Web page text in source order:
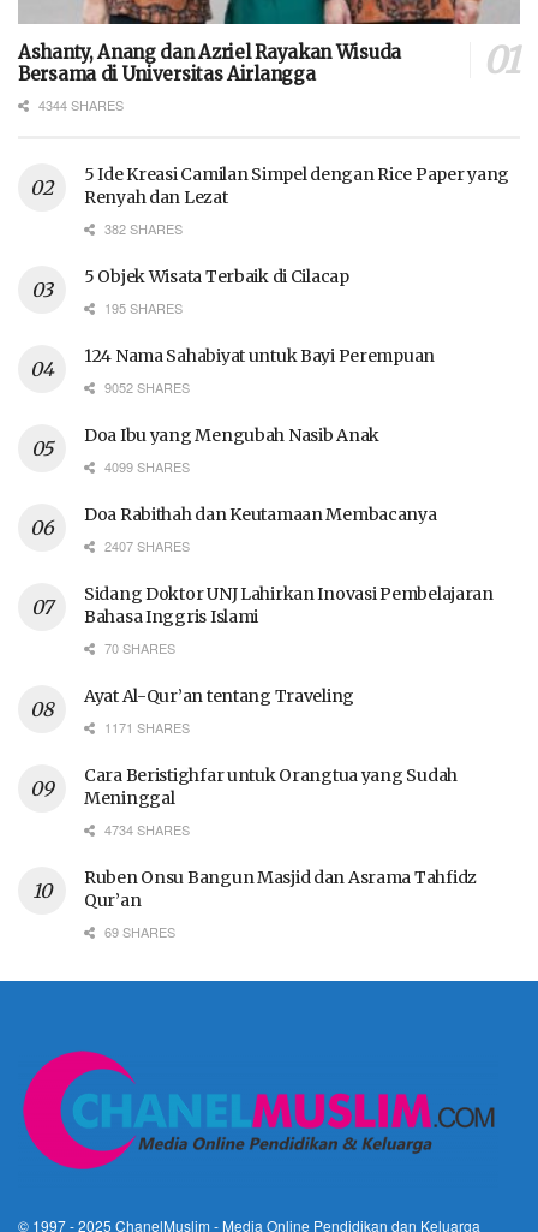
Ashanty, Anang dan Azriel Rayakan Wisuda
Bersama di Universitas Airlangga
4344 SHARES
5 Ide Kreasi Camilan Simpel dengan Rice Paper yang
Renyah dan Lezat
382 SHARES
5 Objek Wisata Terbaik di Cilacap
195 SHARES
124 Nama Sahabiyat untuk Bayi Perempuan
9052 SHARES
Doa Ibu yang Mengubah Nasib Anak
4099 SHARES
Doa Rabithah dan Keutamaan Membacanya
2407 SHARES
Sidang Doktor UNJ Lahirkan Inovasi Pembelajaran
Bahasa Inggris Islami
70 SHARES
Ayat Al-Qur’an tentang Traveling
1171 SHARES
Cara Beristighfar untuk Orangtua yang Sudah
Meninggal
4734 SHARES
Ruben Onsu Bangun Masjid dan Asrama Tahfidz
Qur’an
69 SHARES
© 1997 - 2025 ChanelMuslim - Media Online Pendidikan dan Keluarga